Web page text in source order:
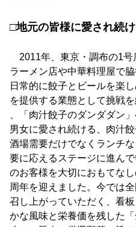
□地元の皆様に愛され続
2011年、東京・調布の1号
ラーメン店や中華料理屋で
日常的に餃子とビールを楽
を提供する業態として挑戦
、「肉汁餃子のダンダダン
男女に愛され続ける、肉汁
酒場需要だけでなくランチ
要に応えるステージに進ん
のお客様を大切におもてな
周年を迎えました。今では
召し上がっていただく、看
かな風味と栄養価を残した